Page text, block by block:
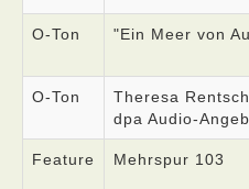
O-Ton "Ein Meer von
O-Ton
Theresa
dpa Audio-
Feature Mehrspur 103